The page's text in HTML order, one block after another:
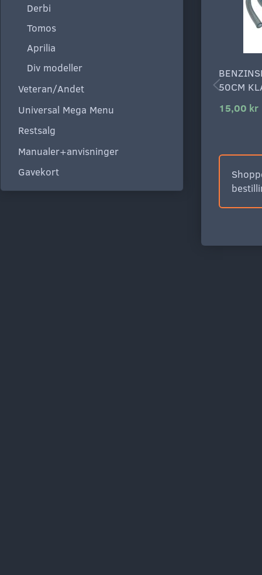
Derbi
Tomos
Aprilia
Div modeller
Veteran/Andet
Universal Mega Menu
Restsalg
Manualer+anvisninger
Gavekort
50CM
15,00 kr